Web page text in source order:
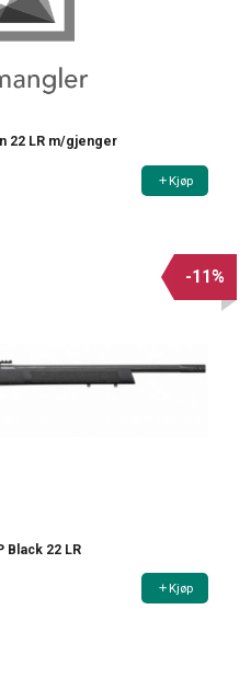
22 LR m/gjenger
Kjøp
Black 22 LR
-11%
Kjøp